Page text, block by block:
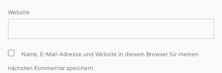
Website
Name, E-Mail-Adresse und Website in diesem Browser für meinen
nächsten Kommentar speichern.